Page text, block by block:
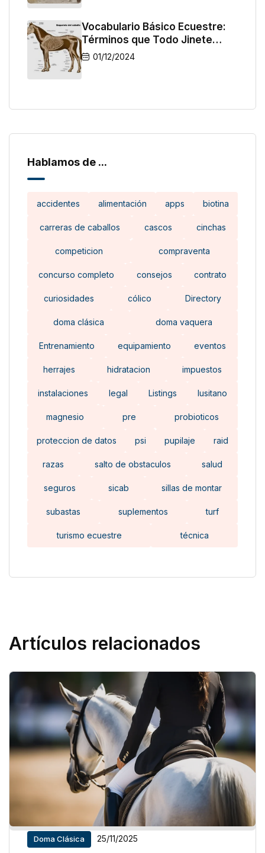
Vocabulario Básico Ecuestre:
Términos que Todo Jinete
Debe Conocer
01/12/2024
Hablamos de ...
accidentes alimentación apps biotina
carreras de caballos cascos cinchas
competicion compraventa
concurso completo consejos contrato
curiosidades cólico Directory
doma clásica doma vaquera
Entrenamiento equipamiento eventos
herrajes hidratacion impuestos
instalaciones legal Listings lusitano
magnesio pre probioticos
proteccion de datos psi pupilaje raid
razas salto de obstaculos salud
seguros sicab sillas de montar
subastas suplementos turf
turismo ecuestre técnica
Artículos relacionados
Doma Clásica 25/11/2025